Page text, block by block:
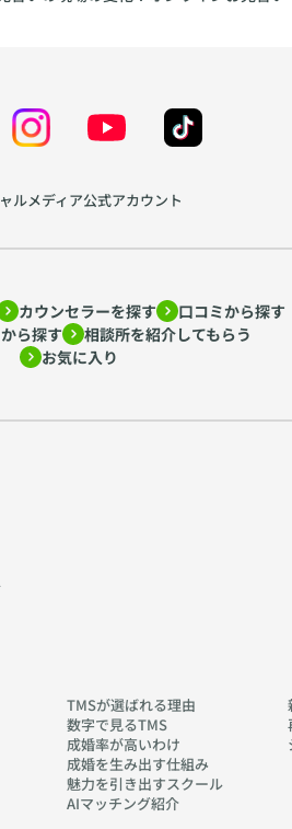
ルメディア公式アカウント
カウンセラーを探す
口コミから探す
ら探す
相談所を紹介してもらう
お気に入り
TMSが選ばれる理由
数字で見るTMS
成婚率が高いわけ
成婚を生み出す仕組み
魅力を引き出すスクール
AIマッチング紹介